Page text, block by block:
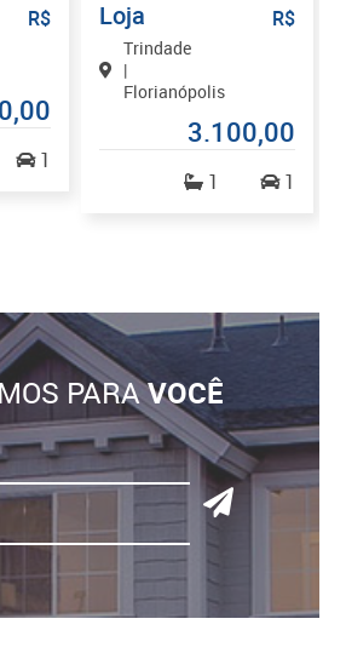
R$
1
Loja
Trindade
|
Florianópolis
R$
3.100,00
1
1
PARAVOCÊ